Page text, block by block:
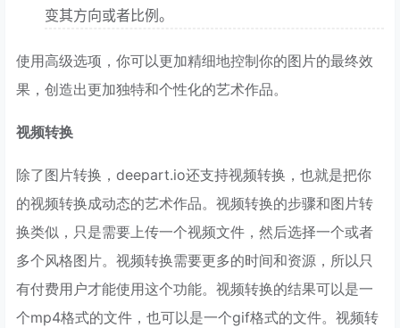
变其方向或者比例。
使用高级选项，你可以更加精细地控制你的图片的最终效
果，创造出更加独特和个性化的艺术作品。
视频转换
除了图片转换，deepart.io还支持视频转换，也就是把你
的视频转换成动态的艺术作品。视频转换的步骤和图片转
换类似，只是需要上传一个视频文件，然后选择一个或者
多个风格图片。视频转换需要更多的时间和资源，所以只
有付费用户才能使用这个功能。视频转换的结果可以是一
个mp4格式的文件，也可以是一个gif格式的文件。视频转